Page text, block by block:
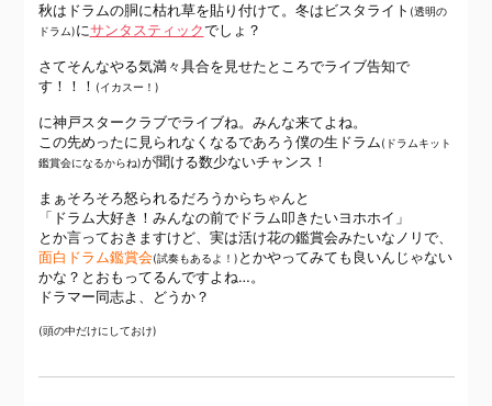
秋はドラムの胴に枯れ草を貼り付けて。冬はビスタライト (透明の
ドラム)にサンタスティックでしょ？
さてそんなやる気満々具合を見せたところでライブ告知で
す！！！ (イカスー！)
に神戸スタークラブでライブね。みんな来てよね。
この先めったに見られなくなるであろう僕の生ドラム(ドラムキット
鑑賞会になるからね)が聞ける数少ないチャンス！
まぁそろそろ怒られるだろうからちゃんと
「ドラム大好き！みんなの前でドラム叩きたいヨホホイ」
とか言っておきますけど、実は活け花の鑑賞会みたいなノリで、
面白ドラム鑑賞会(試奏もあるよ！) とかやってみても良いんじゃない
かな？とおもってるんですよね…。
ドラマー同志よ、どうか？
(頭の中だけにしておけ)